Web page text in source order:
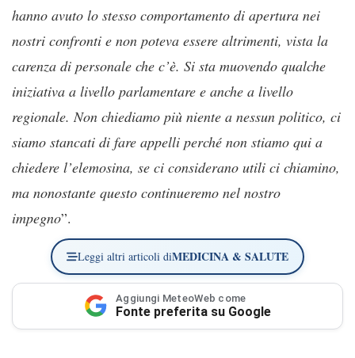
hanno avuto lo stesso comportamento di apertura nei
nostri confronti e non poteva essere altrimenti, vista la
carenza di personale che c’è. Si sta muovendo qualche
iniziativa a livello parlamentare e anche a livello
regionale. Non chiediamo più niente a nessun politico, ci
siamo stancati di fare appelli perché non stiamo qui a
chiedere l’elemosina, se ci considerano utili ci chiamino,
ma nonostante questo continueremo nel nostro
impegno”.
Leggi altri articoli diMEDICINA & SALUTE
Aggiungi MeteoWeb come
Fonte preferita su Google